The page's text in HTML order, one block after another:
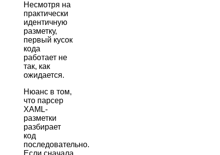
Несмотря на
практически
идентичную
разметку,
первый кусок
кода
работает не
так, как
ожидается.
Нюанс в том,
что парсер
XAML-
разметки
разбирает
код
последовательно.